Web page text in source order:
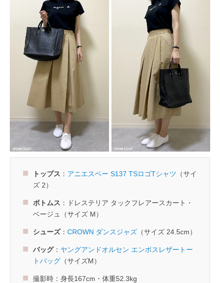
トップス ： アニエスベー S137 TSロゴTシャツ （サイ
ズ 2）
ボトムス ：ドレステリア タックフレアースカート・
ベージュ（サイズ M）
シューズ： CROWN ダンスジャズ （サイズ 24.5cm）
バッグ： ヤングアンドオルセン エンボスレザートー
トバッグ （サイズM）
撮影時：身長167cm・体重52.3kg